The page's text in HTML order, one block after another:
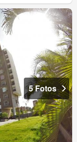
5 Fotos